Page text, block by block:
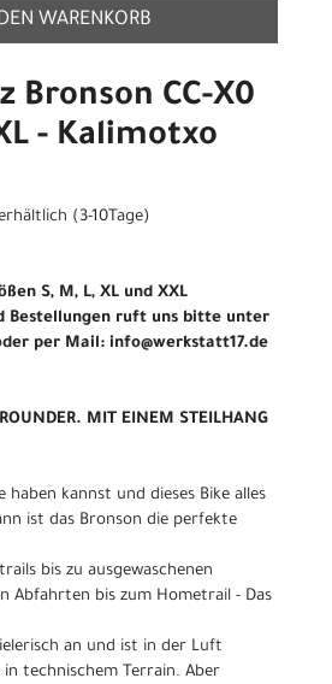
WARENKORB
Bronson CC-X0
- Kalimotxo
(3-10Tage)
S, M, L, XL und XXL
Bestellungen ruft uns bitte unter
per Mail: info@werkstatt17.de
MIT EINEM STEILHANG
haben kannst und dieses Bike alles
ist das Bronson die perfekte
bis zu ausgewaschenen
Abfahrten bis zum Hometrail - Das
an und ist in der Luft
in technischem Terrain. Aber